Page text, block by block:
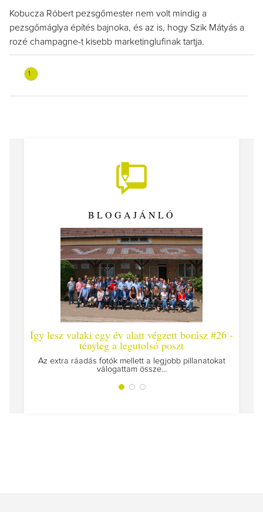
Kobucza Róbert pezsgőmester nem volt mindig a
pezsgőmáglya építés bajnoka, és az is, hogy Szik Mátyás a
rozé champagne-t kisebb marketinglufinak tartja.
1
BLOGAJÁNLÓ
Így lesz valaki egy év alatt végzett borász #26 -
tényleg a legutolsó poszt
Az extra ráadás fotók mellett a legjobb pillanatokat
válogattam össze...